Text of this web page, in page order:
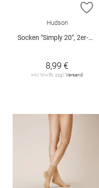
Hudson
Socken "Simply 20", 2er-Pack
8,99 €
inkl. MwSt. zzgl. Versand